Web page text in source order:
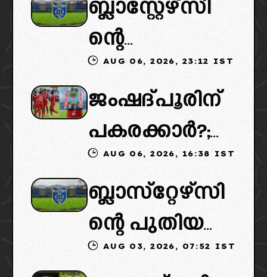
ബ്ലാസ്റ്റേഴ്സി
ന്റെ
കൈമാറ്റത്തി
ൽ ട്വിസ്റ്റ്:
പുതിയ
ഉടമകളെത്താ
ൻ വൈകും,
കോടതിയുടെ
നീക്കവും
AUG 06, 2026, 23:12 IST
ജംഷദ്പൂരിന്
പകരക്കാർ?;
ഐഎസ്എല്ലി
ൽ പുതിയ
ടീമിനെ
ഉൾപ്പെടുത്താ
AUG 06, 2026, 16:38 IST
ബ്ലാസ്‌റ്റേഴ്‌സി
ന്റെ പുതിയ
ഉടമകളിൽAUG 03, 2026, 07:52 IST